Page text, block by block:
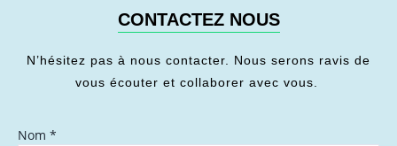
CONTACTEZ NOUS
N’hésitez pas à nous contacter. Nous serons ravis de
vous écouter et collaborer avec vous.
Nom *